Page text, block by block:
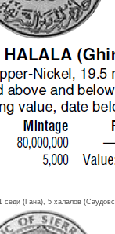
(Гана), 5 халалов